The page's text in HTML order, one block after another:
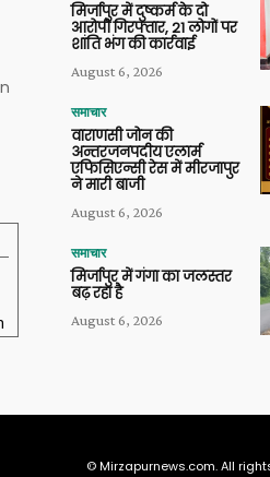
मिर्जापुर में दुष्कर्म के दो
आरोपी गिरफ्तार, 21 लोगों पर
शांति भंग की कार्रवाई
August 6, 2026
समाचार
वाराणसी जोन की
अन्तरजनपदीय एलार्म
एफिसिएन्सी रेस में मीरजापुर
ने मारी बाजी
August 6, 2026
समाचार
मिर्जापुर में गंगा का जलस्तर
बढ़ रहा है
August 6, 2026
© Mirzapurnews.com. All